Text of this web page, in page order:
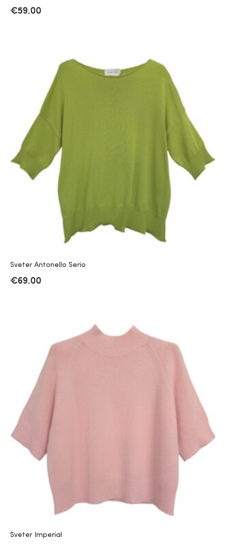
€59.00
Sveter Antonello Serio
€69.00
Sveter Imperial